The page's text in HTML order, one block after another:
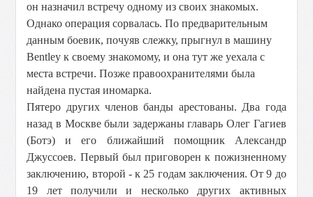
он назначил встречу одному из своих знакомых.
Однако операция сорвалась. По предварительным
данным боевик, почуяв слежку, прыгнул в машину
Bentley к своему знакомому, и она тут же уехала с
места встречи. Позже правоохранителями была
найдена пустая иномарка.
Пятеро других членов банды арестованы. Два года
назад в Москве были задержаны главарь Олег Гагиев
(Ботэ) и его ближайший помощник Александр
Джуссоев. Первый был приговорен к пожизненному
заключению, второй - к 25 годам заключения. От 9 до
19 лет получили и несколько других активных